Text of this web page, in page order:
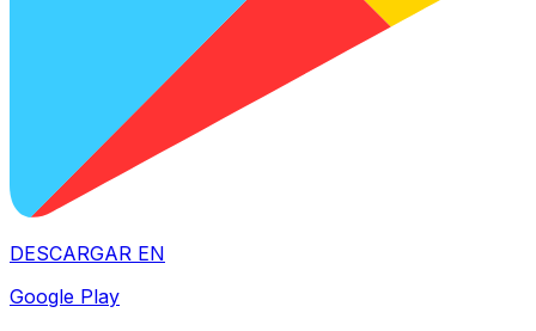
DESCARGAR EN
Google Play